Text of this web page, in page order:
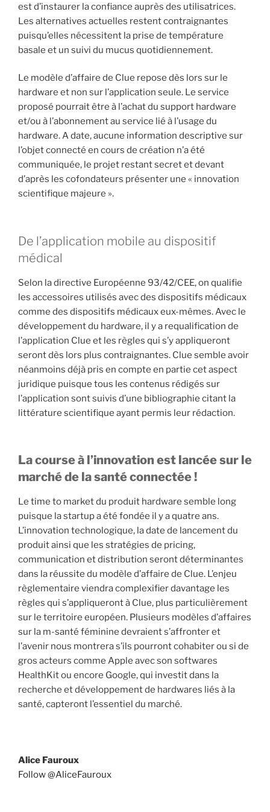
est d’instaurer la confiance auprès des utilisatrices.
Les alternatives actuelles restent contraignantes
puisqu’elles nécessitent la prise de température
basale et un suivi du mucus quotidiennement.
Le modèle d’affaire de Clue repose dès lors sur le
hardware et non sur l’application seule. Le service
proposé pourrait être à l’achat du support hardware
et/ou à l’abonnement au service lié à l’usage du
hardware. A date, aucune information descriptive sur
l’objet connecté en cours de création n’a été
communiquée, le projet restant secret et devant
d’après les cofondateurs présenter une « innovation
scientifique majeure ».
De l’application mobile au dispositif
médical
Selon la directive Européenne 93/42/CEE, on qualifie
les accessoires utilisés avec des dispositifs médicaux
comme des dispositifs médicaux eux-mêmes. Avec le
développement du hardware, il y a requalification de
l’application Clue et les règles qui s’y appliqueront
seront dès lors plus contraignantes. Clue semble avoir
néanmoins déjà pris en compte en partie cet aspect
juridique puisque tous les contenus rédigés sur
l’application sont suivis d’une bibliographie citant la
littérature scientifique ayant permis leur rédaction.
La course à l’innovation est lancée sur le
marché de la santé connectée !
Le time to market du produit hardware semble long
puisque la startup a été fondée il y a quatre ans.
L’innovation technologique, la date de lancement du
produit ainsi que les stratégies de pricing,
communication et distribution seront déterminantes
dans la réussite du modèle d’affaire de Clue. L’enjeu
règlementaire viendra complexifier davantage les
règles qui s’appliqueront à Clue, plus particulièrement
sur le territoire européen. Plusieurs modèles d’affaires
sur la m-santé féminine devraient s’affronter et
l’avenir nous montrera s’ils pourront cohabiter ou si de
gros acteurs comme Apple avec son softwares
HealthKit ou encore Google, qui investit dans la
recherche et développement de hardwares liés à la
santé, capteront l’essentiel du marché.
Alice Fauroux
Follow @AliceFauroux